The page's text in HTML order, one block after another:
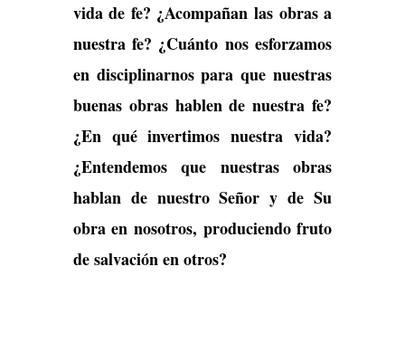
vida de fe? ¿Acompañan las obras a
nuestra fe? ¿Cuánto nos esforzamos
en disciplinarnos para que nuestras
buenas obras hablen de nuestra fe?
¿En qué invertimos nuestra vida?
¿Entendemos que nuestras obras
hablan de nuestro Señor y de Su
obra en nosotros, produciendo fruto
de salvación en otros?